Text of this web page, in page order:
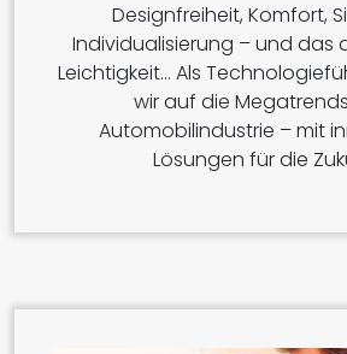
Designfreiheit, Komfort,
Individualisierung – und das
Leichtigkeit… Als
wir auf die
Automobilindustrie – mit
Lösungen für die